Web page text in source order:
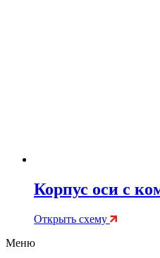
Корпус оси с
Открыть схему
Меню